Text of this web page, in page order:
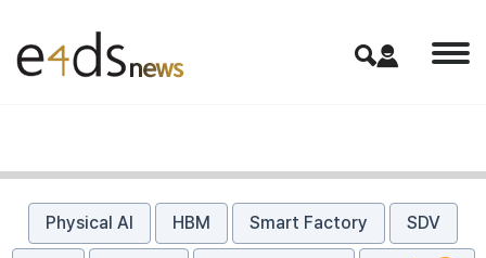
Physical AI HBM Smart Factory SDV